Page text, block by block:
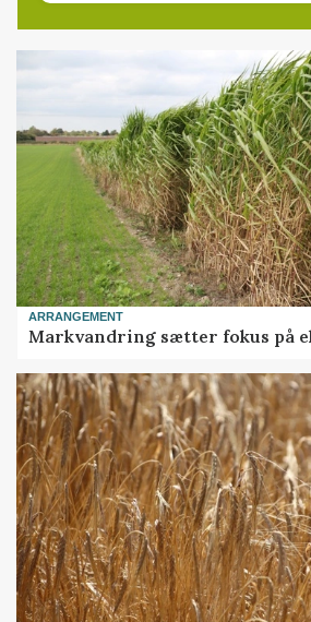
ARRANGEMENT
Markvandring sætter fokus på